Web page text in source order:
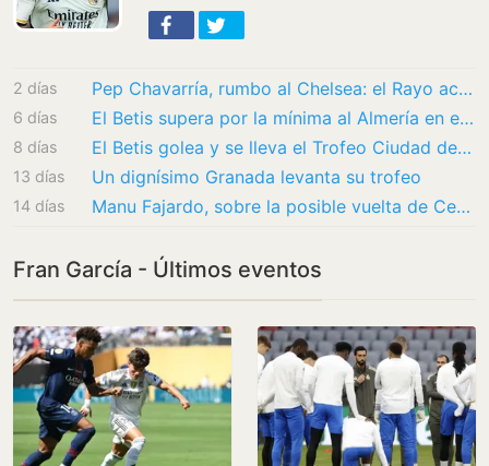
2 días Pep Chavarría, rumbo al Chelsea: el Rayo acepta 21+3
6 días El Betis supera por la mínima al Almería en el debut de Isco
8 días El Betis golea y se lleva el Trofeo Ciudad de La Línea
13 días Un dignísimo Granada levanta su trofeo
14 días Manu Fajardo, sobre la posible vuelta de Ceballos: “El nombre de Dani está ahí, pero no me…
Fran García - Últimos eventos